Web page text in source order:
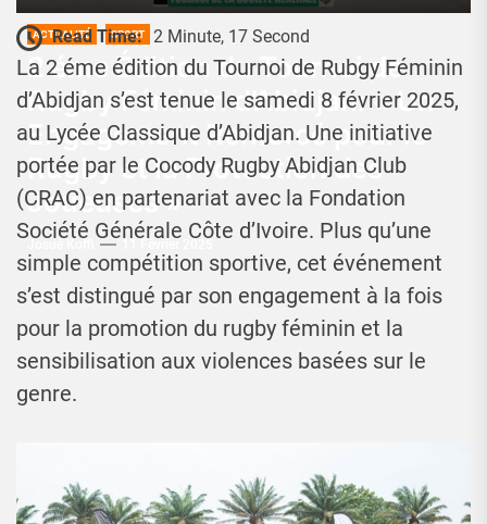
ACTUALITÉ SPORT
2 éme Édition du Tournoi de
Rugby Féminin d’Abidjan: « Un
Engagement Renforcé pour le
Rugby et la Protection des
Joueuses »
Read Time: 2 Minute, 17 Second
La 2 éme édition du Tournoi de Rubgy Féminin
d’Abidjan s’est tenue le samedi 8 février 2025,
au Lycée Classique d’Abidjan. Une initiative
portée par le Cocody Rugby Abidjan Club
(CRAC) en partenariat avec la Fondation
Société Générale Côte d’Ivoire. Plus qu’une
simple compétition sportive, cet événement
s’est distingué par son engagement à la fois
pour la promotion du rugby féminin et la
sensibilisation aux violences basées sur le
genre.